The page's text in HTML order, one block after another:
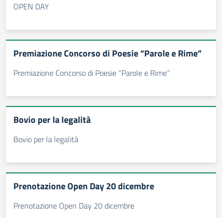
OPEN DAY
Premiazione Concorso di Poesie “Parole e Rime”
Premiazione Concorso di Poesie “Parole e Rime”
Bovio per la legalità
Bovio per la legalità
Prenotazione Open Day 20 dicembre
Prenotazione Open Day 20 dicembre